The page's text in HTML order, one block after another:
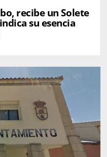
recibe un Solete
su esencia